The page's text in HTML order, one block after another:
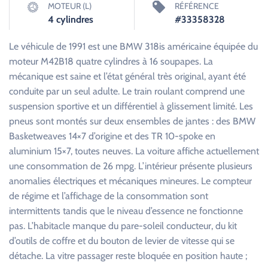
MOTEUR (L)
4 cylindres
RÉFÉRENCE
#33358328
Le véhicule de 1991 est une BMW 318is américaine équipée du
moteur M42B18 quatre cylindres à 16 soupapes. La
mécanique est saine et l’état général très original, ayant été
conduite par un seul adulte. Le train roulant comprend une
suspension sportive et un différentiel à glissement limité. Les
pneus sont montés sur deux ensembles de jantes : des BMW
Basketweaves 14×7 d’origine et des TR 10-spoke en
aluminium 15×7, toutes neuves. La voiture affiche actuellement
une consommation de 26 mpg. L’intérieur présente plusieurs
anomalies électriques et mécaniques mineures. Le compteur
de régime et l’affichage de la consommation sont
intermittents tandis que le niveau d’essence ne fonctionne
pas. L’habitacle manque du pare-soleil conducteur, du kit
d’outils de coffre et du bouton de levier de vitesse qui se
détache. La vitre passager reste bloquée en position haute ;